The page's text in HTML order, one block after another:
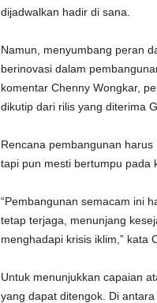
dijadwalkan hadir di sana.
Namun, menyumbang peran
berinovasi dalam
komentar Chenny Wongkar,
dikutip dari rilis yang diterima
Rencana pembangunan
tapi pun mesti bertumpu pada
“Pembangunan semacam ini
tetap terjaga, menunjang
menghadapi krisis iklim,” kata
Untuk menunjukkan capaian
yang dapat ditengok. Di